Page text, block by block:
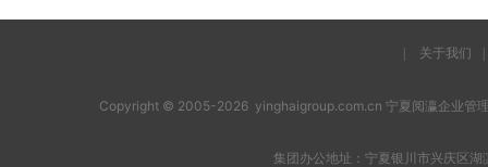
关于我们
Copyright © 2005-2026 yinghaigroup.com.cn 宁夏阅瀛企业管
集团办公地址：宁夏银川市兴庆区